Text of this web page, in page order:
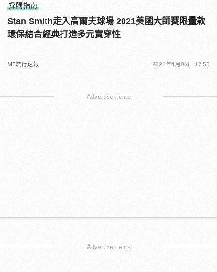
採購指南
Stan Smith走入高爾夫球場 2021美國大師賽限量款
環保結合經典打造多元實穿性
MF流行速報 2021年4月06日 17:55
Advertisements
Advertisements